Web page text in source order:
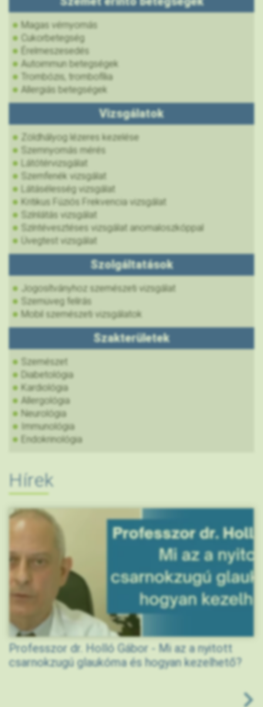
Magas vérnyomás
Cukorbetegség
Érelmeszesedés
Autoimmun betegségek
Trombózis, trombofília
Allergiás betegségek
Vizsgálatok
Zöldhályog lézeres kezelése
Szemnyomás mérés
Látótérvizsgálat
Szemfenék vizsgálat
Látásélesség vizsgálat
Kritikus Fúziós Frekvencia vizsgálat
Színlátás vizsgálat
Színtévesztéses vizsgálat anomaloszkóppal
Üvegtest vizsgálat
Szolgáltatások
Jogosítványhoz szemészeti vizsgálat
Szemüveg felírás
Mobil szemészeti vizsgálatok
Szakterületek
Szemészet
Diabetológia
Kardiológia
Allergológia
Neurológia
Immunológia
Endokrinológia
Hírek
Professzor dr. Holló Gábor - Mi az a nyitott
csarnokzugú glaukóma és hogyan kezelhető?